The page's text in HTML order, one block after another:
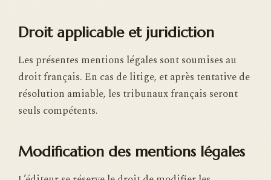
Droit applicable et juridiction
Les présentes mentions légales sont soumises au
droit français. En cas de litige, et après tentative de
résolution amiable, les tribunaux français seront
seuls compétents.
Modification des mentions légales